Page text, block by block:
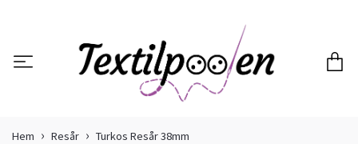
Hem Resår Turkos Resår 38mm